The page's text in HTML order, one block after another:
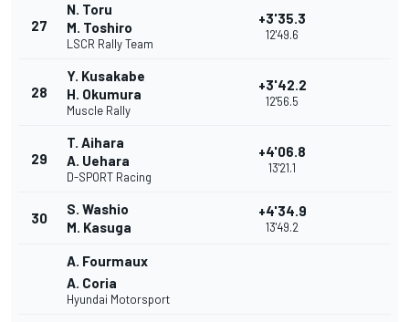
27
N. Toru
M. Toshiro
LSCR Rally Team
+3'35.3
12'49.6
28
Y. Kusakabe
H. Okumura
Muscle Rally
+3'42.2
12'56.5
29
T. Aihara
A. Uehara
D-SPORT Racing
+4'06.8
13'21.1
30
S. Washio
M. Kasuga
+4'34.9
13'49.2
A. Fourmaux
A. Coria
Hyundai Motorsport